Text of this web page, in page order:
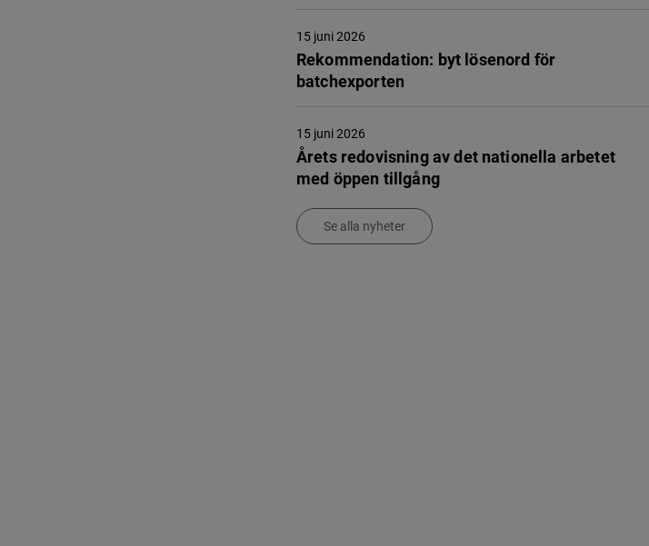
Rekommendation: byt lösenord för
batchexporten
15 juni 2026
Årets redovisning av det nationella arbetet
med öppen tillgång
15 juni 2026
Se alla nyheter